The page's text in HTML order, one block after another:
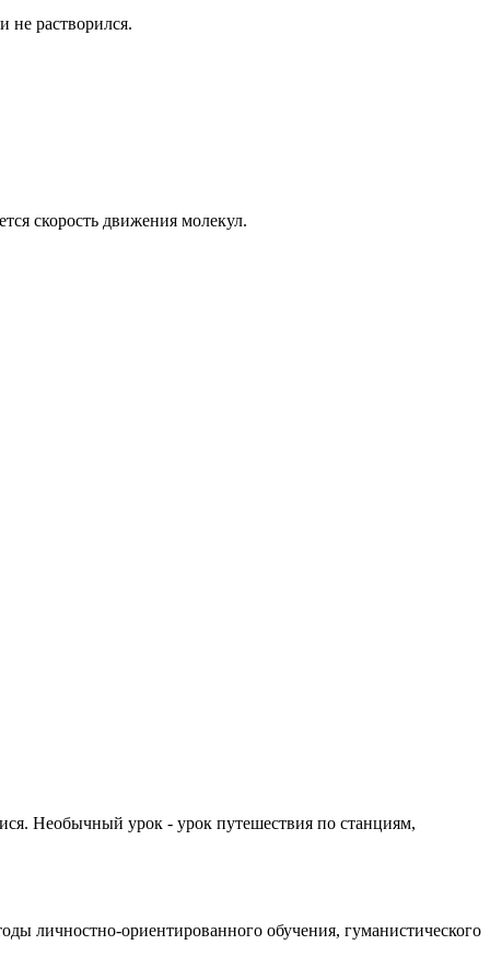
не растворился.
скорость движения молекул.
Необычный урок - урок путешествия по станциям,
личностно-ориентированного обучения, гуманистического